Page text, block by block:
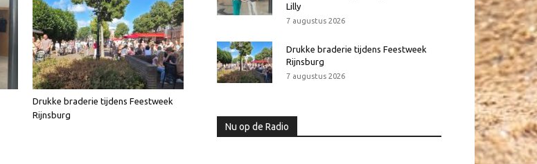
Drukke braderie tijdens Feestweek
Rijnsburg
Lilly
7 augustus 2026
Drukke braderie tijdens Feestweek
Rijnsburg
7 augustus 2026
Nu op de Radio